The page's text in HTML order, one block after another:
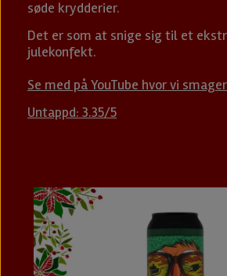
søde krydderier.
Det er som at snige sig til et
julekonfekt.
Se med på YouTube hvor vi
Untappd: 3.35/5